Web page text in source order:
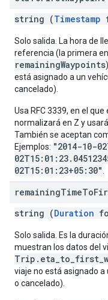
string (Timestamp
Solo salida. La hora de
referencia (la primera
remainingWaypoints
está asignado a un
cancelado).
Usa RFC 3339, en el
normalizará en Z y
También se aceptan
Ejemplos: "2014-10-
02T15:01:23+05:30"
remainingTimeTo
string (Duration
Solo salida. Es la
muestran los datos del
viaje no está asignado
o cancelado).